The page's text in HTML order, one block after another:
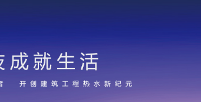
非标压力容器